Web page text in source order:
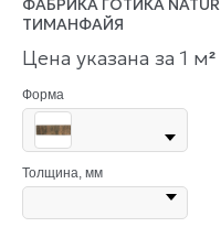
ФАБРИКА ГОТИКА NATUR
ТИМАНФАЙЯ
Цена указана за 1 м²
Форма
Толщина, мм